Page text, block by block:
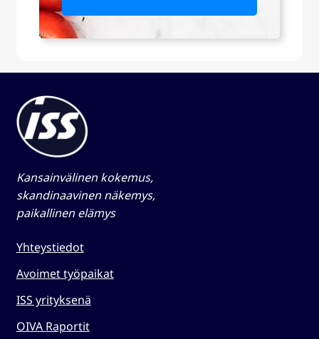
Kansainvälinen kokemus,
skandinaavinen näkemys,
paikallinen elämys​
Yhteystiedot
Avoimet työpaikat
ISS yrityksenä
OIVA Raportit